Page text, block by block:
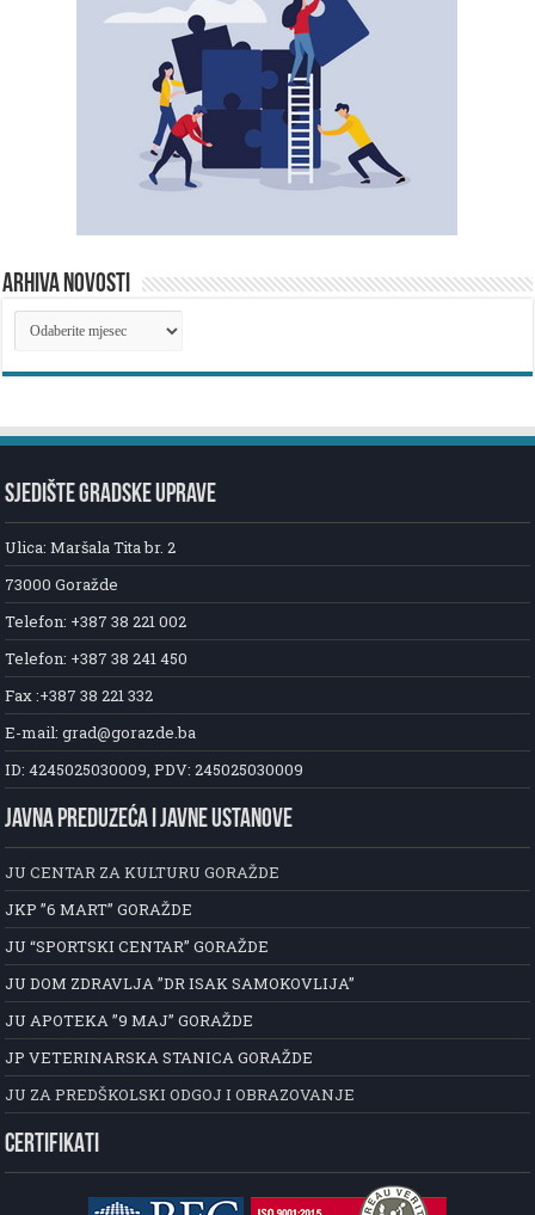
ARHIVA NOVOSTI
ARHIVA
NOVOSTI
SJEDIŠTE GRADSKE UPRAVE
Ulica: Maršala Tita br. 2
73000 Goražde
Telefon: +387 38 221 002
Telefon: +387 38 241 450
Fax :+387 38 221 332
E-mail: grad@gorazde.ba
ID: 4245025030009, PDV: 245025030009
JAVNA PREDUZEĆA I JAVNE USTANOVE
JU CENTAR ZA KULTURU GORAŽDE
JKP ”6 MART” GORAŽDE
JU “SPORTSKI CENTAR” GORAŽDE
JU DOM ZDRAVLJA ”DR ISAK SAMOKOVLIJA”
JU APOTEKA ”9 MAJ” GORAŽDE
JP VETERINARSKA STANICA GORAŽDE
JU ZA PREDŠKOLSKI ODGOJ I OBRAZOVANJE
CERTIFIKATI